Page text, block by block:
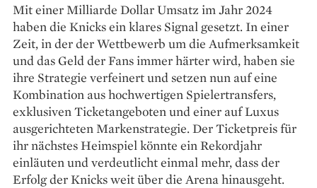
Mit einer Milliarde Dollar Umsatz im Jahr 2024
haben die Knicks ein klares Signal gesetzt. In einer
Zeit, in der der Wettbewerb um die Aufmerksamkeit
und das Geld der Fans immer härter wird, haben sie
ihre Strategie verfeinert und setzen nun auf eine
Kombination aus hochwertigen Spielertransfers,
exklusiven Ticketangeboten und einer auf Luxus
ausgerichteten Markenstrategie. Der Ticketpreis für
ihr nächstes Heimspiel könnte ein Rekordjahr
einläuten und verdeutlicht einmal mehr, dass der
Erfolg der Knicks weit über die Arena hinausgeht.